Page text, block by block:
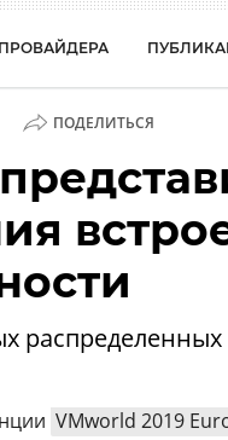
ПОДЕЛИТЬСЯ
распределенных
VMworld 2019